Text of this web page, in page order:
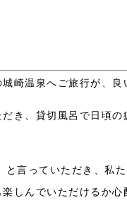
崎温泉へご旅行が、
き、貸切風呂で日頃
言っていただき、私
しんでいただけるか